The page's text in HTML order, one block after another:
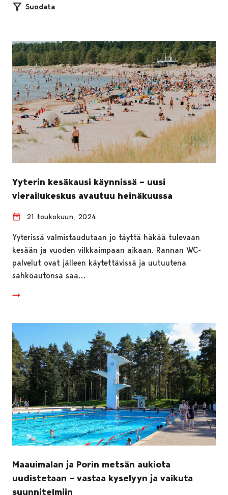
Suodata
Yyterin kesäkausi käynnissä – uusi
vierailukeskus avautuu heinäkuussa
21 toukokuun, 2024
Yyterissä valmistaudutaan jo täyttä häkää tulevaan
kesään ja vuoden vilkkaimpaan aikaan. Rannan WC-
palvelut ovat jälleen käytettävissä ja uutuutena
sähköautonsa saa…
Maauimalan ja Porin metsän aukiota
uudistetaan – vastaa kyselyyn ja vaikuta
suunnitelmiin